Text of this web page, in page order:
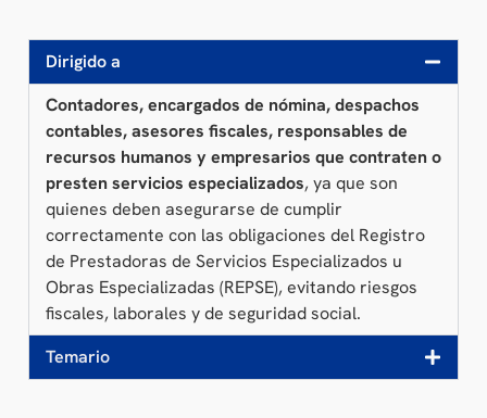
Dirigido a
Contadores, encargados de nómina, despachos
contables, asesores fiscales, responsables de
recursos humanos y empresarios que contraten o
presten servicios especializados, ya que son
quienes deben asegurarse de cumplir
correctamente con las obligaciones del Registro
de Prestadoras de Servicios Especializados u
Obras Especializadas (REPSE), evitando riesgos
fiscales, laborales y de seguridad social.
Temario